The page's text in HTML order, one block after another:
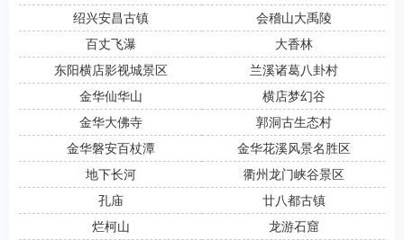
绍兴安昌古镇
会稽山大禹陵
百丈飞瀑
大香林
东阳横店影视城景区
兰溪诸葛八卦村
金华仙华山
横店梦幻谷
金华大佛寺
郭洞古生态村
金华磐安百杖潭
金华花溪风景名胜区
地下长河
衢州龙门峡谷景区
孔庙
廿八都古镇
烂柯山
龙游石窟